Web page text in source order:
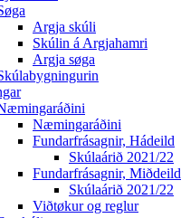
Argja skúli
Skúlin á Argjahamri
Argja søga
Næmingaráðini
Fundarfrásagnir, Hádeild
Skúlaárið 2021/22
Fundarfrásagnir, Miðdeild
Skúlaárið 2021/22
Viðtøkur og reglur